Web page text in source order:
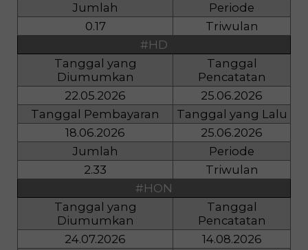
Jumlah
Periode
0.17
Triwulan
#HD
Tanggal yang
Diumumkan
Tanggal
Pencatatan
22.05.2026
25.06.2026
Tanggal Pembayaran
Tanggal yang Lalu
18.06.2026
25.06.2026
Jumlah
Periode
2.33
Triwulan
#HON
Tanggal yang
Diumumkan
Tanggal
Pencatatan
24.07.2026
14.08.2026